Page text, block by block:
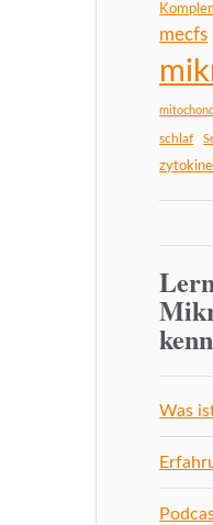
mecfs
schlaf
zytokine
Was